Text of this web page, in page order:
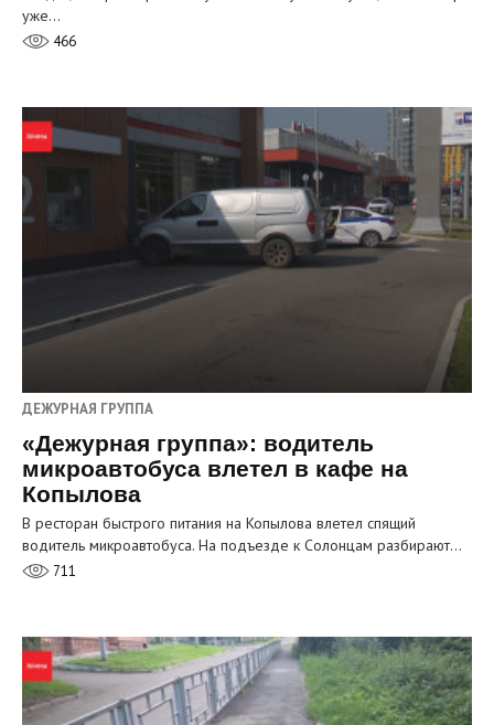
уже…
466
ДЕЖУРНАЯ ГРУППА
«Дежурная группа»: водитель
микроавтобуса влетел в кафе на
Копылова
В ресторан быстрого питания на Копылова влетел спящий
водитель микроавтобуса. На подъезде к Солонцам разбирают…
711